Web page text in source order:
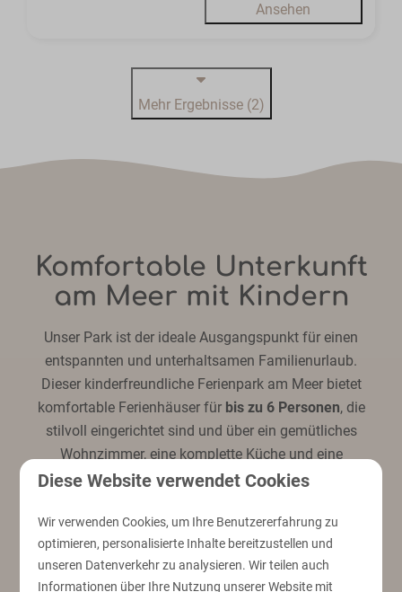
Ansehen
Mehr Ergebnisse (2)
Komfortable Unterkunft
am Meer mit Kindern
Unser Park ist der ideale Ausgangspunkt für einen
entspannten und unterhaltsamen Familienurlaub.
Dieser kinderfreundliche Ferienpark am Meer bietet
komfortable Ferienhäuser für bis zu 6 Personen, die
stilvoll eingerichtet sind und über ein gemütliches
Wohnzimmer, eine komplette Küche und eine
geräumige Terrasse verfügen, um den Tag gemeinsam
belgischen Küstegibt es auch im Park selbst viel zu
erleben. Sie können im großen Café zu Mittag oder zu
Abend essen, während die Umgebung dazu einlädt,
Diese Website verwendet Cookies
Wir verwenden Cookies, um Ihre Benutzererfahrung zu
optimieren, personalisierte Inhalte bereitzustellen und
unseren Datenverkehr zu analysieren. Wir teilen auch
Informationen über Ihre Nutzung unserer Website mit